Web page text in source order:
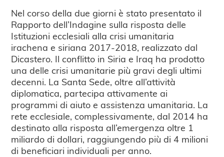
Nel corso della due giorni è stato presentato il
Rapporto dell’Indagine sulla risposta delle
Istituzioni ecclesiali alla crisi umanitaria
irachena e siriana 2017-2018, realizzato dal
Dicastero. Il conflitto in Siria e Iraq ha prodotto
una delle crisi umanitarie più gravi degli ultimi
decenni. La Santa Sede, oltre all’attività
diplomatica, partecipa attivamente ai
programmi di aiuto e assistenza umanitaria. La
rete ecclesiale, complessivamente, dal 2014 ha
destinato alla risposta all’emergenza oltre 1
miliardo di dollari, raggiungendo più di 4 milioni
di beneficiari individuali per anno.